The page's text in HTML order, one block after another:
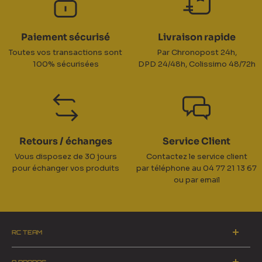
Paiement sécurisé
Toutes vos transactions sont
100% sécurisées
Livraison rapide
Par Chronopost 24h,
DPD 24/48h, Colissimo 48/72h
Retours / échanges
Vous disposez de 30 jours
pour échanger vos produits
Service Client
Contactez le service client
par téléphone au 04 77 21 13 67
ou par email
RC TEAM
ZA du Pinay 2 - 42700 Firminy